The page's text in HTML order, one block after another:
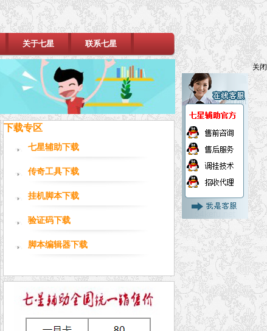
关于七星 联系七星
下载专区
七星辅助下载
传奇工具下载
挂机脚本下载
验证码下载
脚本编辑器下载
关闭